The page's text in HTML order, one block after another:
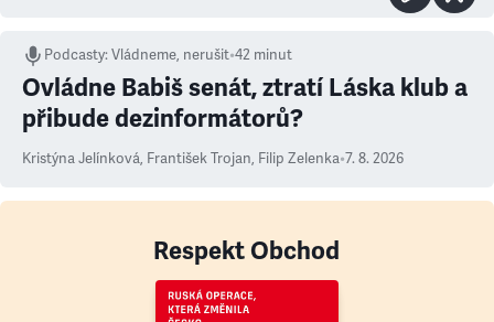
Podcasty:Vládneme, nerušit•42 minut
Ovládne Babiš senát, ztratí Láska klub a
přibude dezinformátorů?
Kristýna Jelínková, František Trojan, Filip Zelenka•7. 8. 2026
Respekt Obchod